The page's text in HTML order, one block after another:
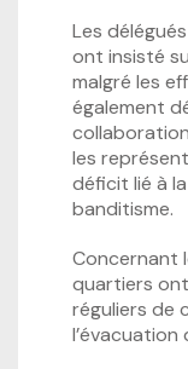
Les
ont insisté
malgré les
également
les
déficit lié à
banditisme.
Concernant
quartiers
réguliers de
l’évacuation